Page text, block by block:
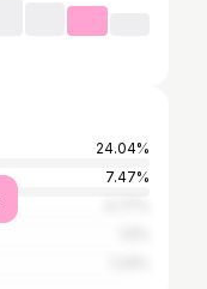
24.04%
7.47%